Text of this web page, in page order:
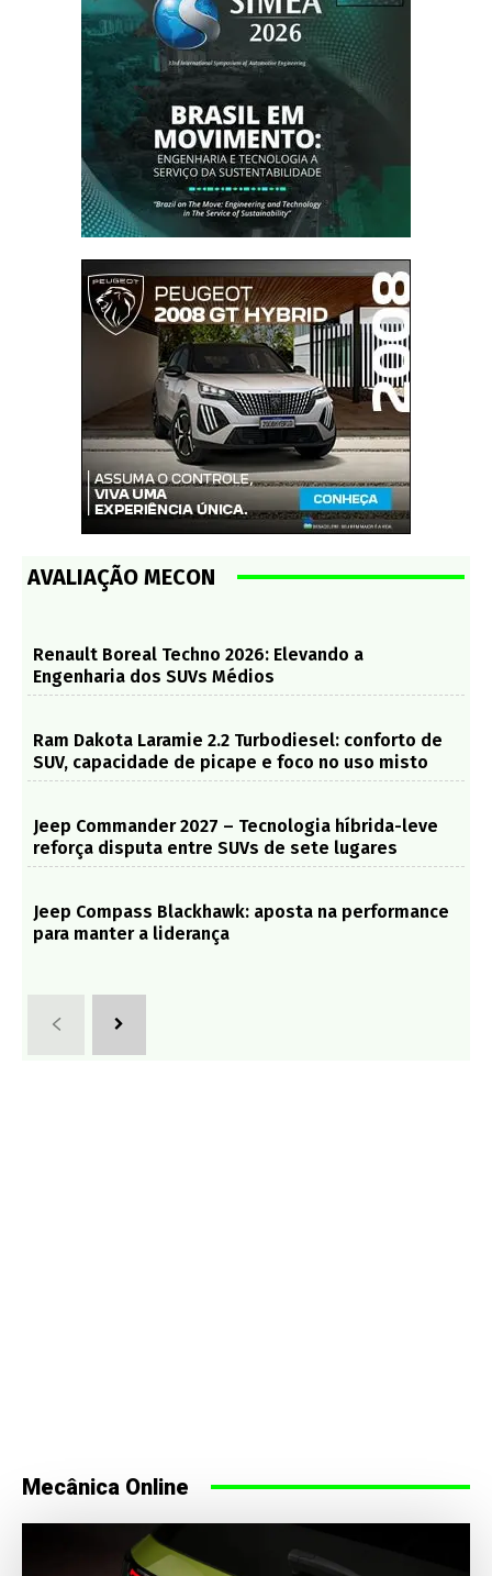
AVALIAÇÃO MECON
Renault Boreal Techno 2026: Elevando a
Engenharia dos SUVs Médios
Ram Dakota Laramie 2.2 Turbodiesel: conforto de
SUV, capacidade de picape e foco no uso misto
Jeep Commander 2027 – Tecnologia híbrida-leve
reforça disputa entre SUVs de sete lugares
Jeep Compass Blackhawk: aposta na performance
para manter a liderança
Mecânica Online